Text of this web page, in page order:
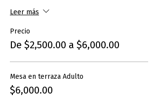
Leer más
Precio
De $2,500.00 a $6,000.00
Mesa en terraza Adulto
$6,000.00